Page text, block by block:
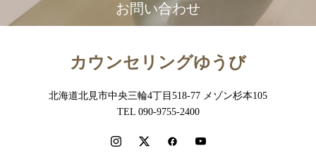
お問い合わせ
カウンセリングゆうび
北海道北見市中央三輪4丁目518-77 メゾン杉本105
TEL 090-9755-2400